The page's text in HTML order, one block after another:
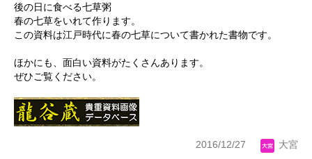
後の日に食べる七草粥
春の七草をいれて作ります。
この資料は江戸時代に春の七草について書かれた書物です。
ほかにも、面白い資料がたくさんあります。
ぜひご覧ください。
2016/12/27 大宮